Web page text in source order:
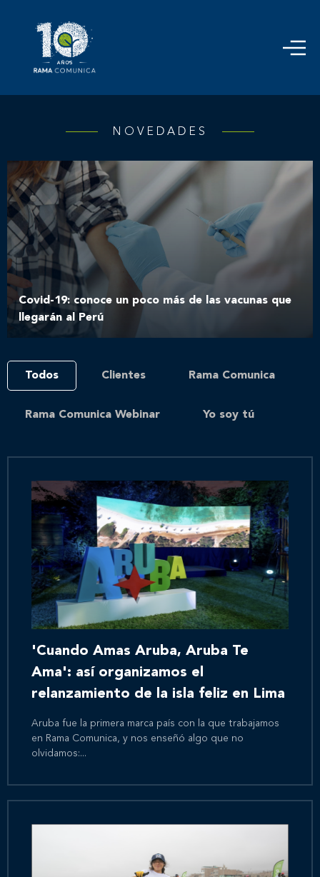
NOVEDADES
Covid-19: conoce un poco más de las vacunas que
llegarán al Perú
Todos Clientes Rama Comunica
Rama Comunica Webinar Yo soy tú
'Cuando Amas Aruba, Aruba Te
Ama': así organizamos el
relanzamiento de la isla feliz en Lima
Aruba fue la primera marca país con la que trabajamos
en Rama Comunica, y nos enseñó algo que no
olvidamos:...